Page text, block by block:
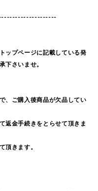
ップページに記載している発
下さいませ。
、ご購入後商品が欠品してい
返金手続きをとらせて頂きま
頂きます。